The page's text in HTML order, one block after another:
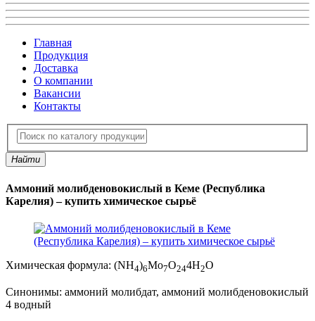
Главная
Продукция
Доставка
О компании
Вакансии
Контакты
Найти
Аммоний молибденовокислый в Кеме (Республика
Карелия) – купить химическое сырьё
Химическая формула: (NH4)6Mo7O244H2O
Синонимы: аммоний молибдат, аммоний молибденовокислый
4 водный